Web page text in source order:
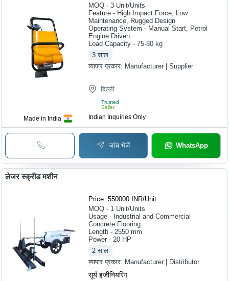
Made in India
MOQ - 3 Unit/Units
Feature - High Impact Force, Low
Maintenance, Rugged Design
Operating System - Manual Start, Petrol
Engine Driven
Load Capacity - 75-80 kg
3 साल
व्यापार प्रकार: Manufacturer | Supplier
दिल्ली
Trusted
Seller
Indian Inquiries Only
जांच भेजें WhatsApp
लेजर स्क्रीड मशीन
Price: 550000 INR/Unit
MOQ - 1 Unit/Units
Usage - Industrial and Commercial
Concrete Flooring
Length - 2550 mm
Power - 20 HP
2 साल
व्यापार प्रकार: Manufacturer | Distributor
सूर्य इंजीनियरिंग